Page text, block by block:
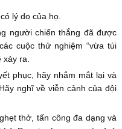
lý do của họ.
người chiến thắng đã được
cuộc thử nghiệm “vừa túi
ra.
phục, hãy nhắm mắt lại và
nghĩ về viễn cảnh của đội
thở, tấn công đa dạng và